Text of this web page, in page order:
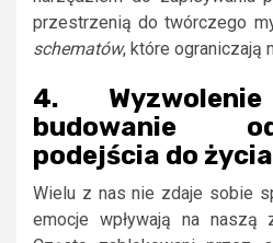
przestrzenią do twórczego
schematów, które ograniczają
4.
budowanie
podejścia do życia
Wielu z nas nie zdaje sobie
emocje wpływają na naszą